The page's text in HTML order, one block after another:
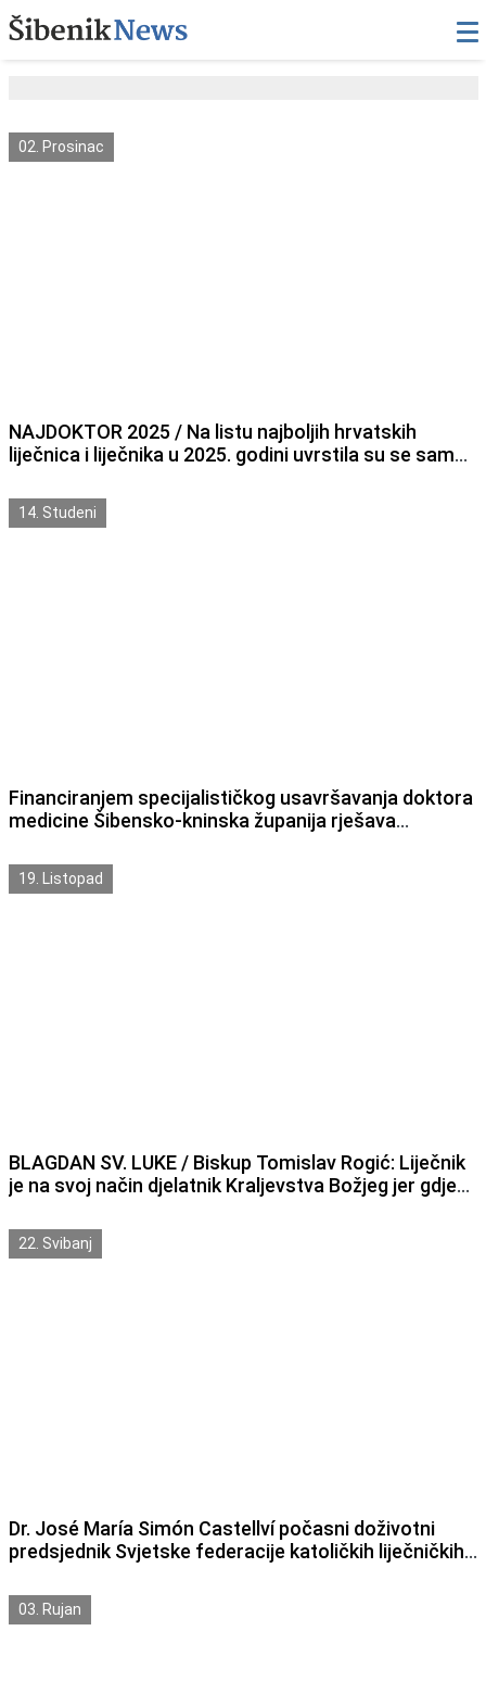
02. Prosinac
NAJDOKTOR 2025 / Na listu najboljih hrvatskih
liječnica i liječnika u 2025. godini uvrstila su se samo
kninske županije
14. Studeni
Financiranjem specijalističkog usavršavanja doktora
medicine Šibensko-kninska županija rješava
zaštite
19. Listopad
BLAGDAN SV. LUKE / Biskup Tomislav Rogić: Liječnik
je na svoj način djelatnik Kraljevstva Božjeg jer gdje
ljubav gradi Kraljevstvo Božje
22. Svibanj
Dr. José María Simón Castellví počasni doživotni
predsjednik Svjetske federacije katoličkih liječničkih
svetištu sv. Nikole Tavelića u Šibeniku
03. Rujan